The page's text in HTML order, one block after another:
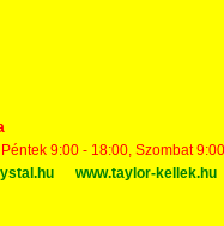
9:00 - 18:00, Szombat
www.taylor-kellek.hu